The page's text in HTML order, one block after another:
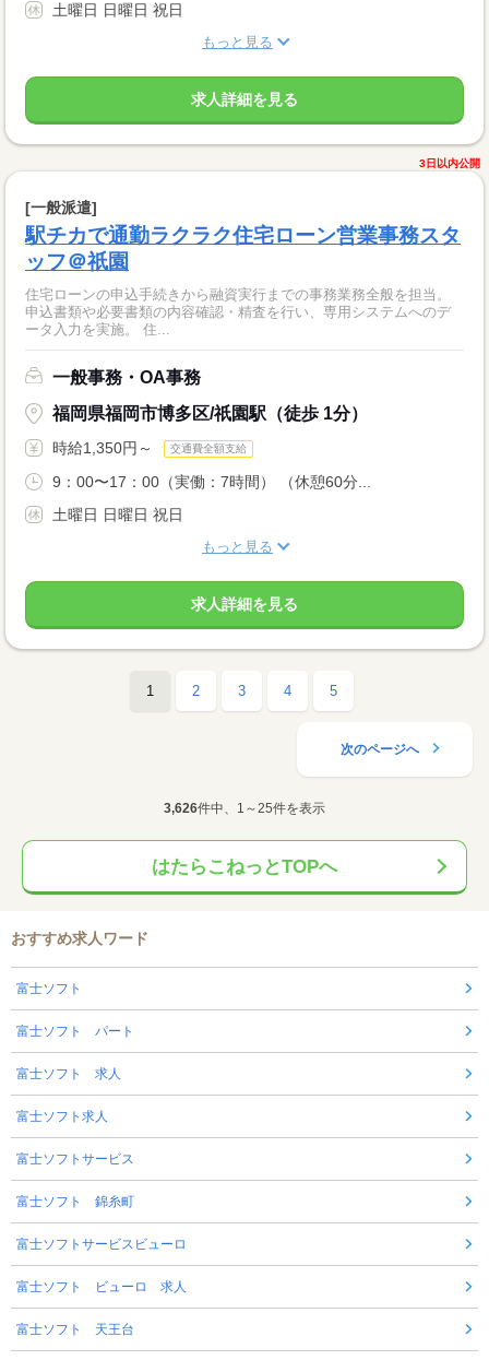
土曜日 日曜日 祝日
もっと見る
求人詳細を見る
3日以内公開
[一般派遣]
駅チカで通勤ラクラク住宅ローン営業事務スタ
ッフ＠祇園
住宅ローンの申込手続きから融資実行までの事務業務全般を担当。
申込書類や必要書類の内容確認・精査を行い、専用システムへのデ
ータ入力を実施。 住...
一般事務・OA事務
福岡県福岡市博多区/祇園駅（徒歩 1分）
時給1,350円～ 交通費全額支給
9：00〜17：00（実働：7時間） （休憩60分...
土曜日 日曜日 祝日
もっと見る
求人詳細を見る
1 2 3 4 5
次のページへ
3,626件中、1～25件を表示
はたらこねっとTOPへ
おすすめ求人ワード
富士ソフト
富士ソフト パート
富士ソフト 求人
富士ソフト求人
富士ソフトサービス
富士ソフト 錦糸町
富士ソフトサービスビューロ
富士ソフト ビューロ 求人
富士ソフト 天王台